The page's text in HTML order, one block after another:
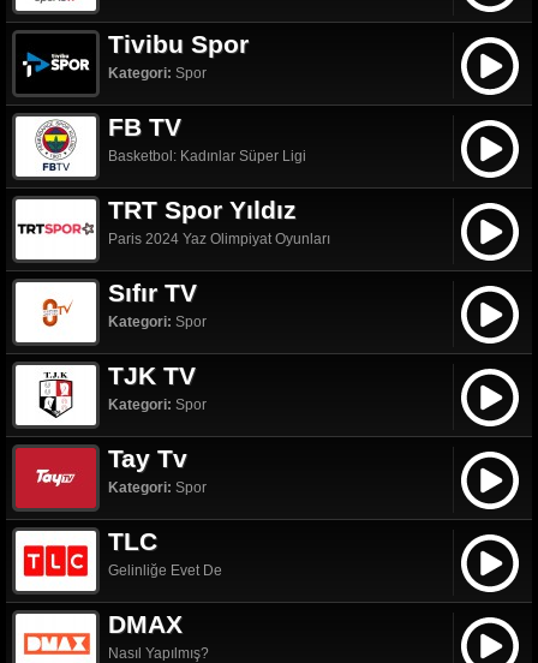
Tivibu Spor
Kategori: Spor
FB TV
Basketbol: Kadınlar Süper Ligi
TRT Spor Yıldız
Paris 2024 Yaz Olimpiyat Oyunları
Sıfır TV
Kategori: Spor
TJK TV
Kategori: Spor
Tay Tv
Kategori: Spor
TLC
Gelinliğe Evet De
DMAX
Nasıl Yapılmış?